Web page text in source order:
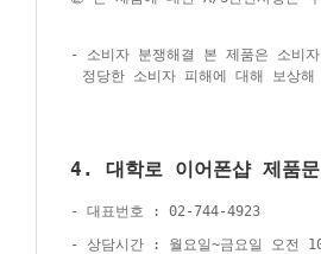
- 소비자 분쟁해결 본 제품은 소비
정당한 소비자 피해에 대해 보상해
4. 대학로 이어폰샵 제품문
- 대표번호 : 02-744-4923
- 상담시간 : 월요일~금요일 오전